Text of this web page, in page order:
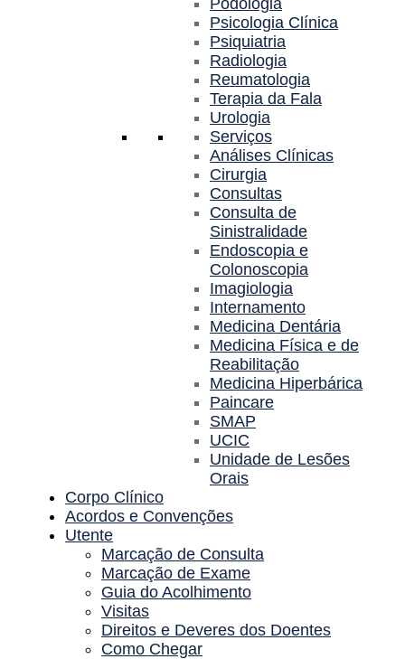
Podologia
Psicologia Clínica
Psiquiatria
Radiologia
Reumatologia
Terapia da Fala
Urologia
Serviços
Análises Clínicas
Cirurgia
Consultas
Consulta de
Sinistralidade
Endoscopia e
Colonoscopia
Imagiologia
Internamento
Medicina Dentária
Medicina Física e de
Reabilitação
Medicina Hiperbárica
Paincare
SMAP
UCIC
Unidade de Lesões
Orais
Corpo Clínico
Acordos e Convenções
Utente
Marcação de Consulta
Marcação de Exame
Guia do Acolhimento
Visitas
Direitos e Deveres dos Doentes
Como Chegar